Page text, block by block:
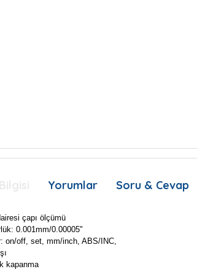
Yorumlar Soru & Cevap
çapı ölçümü
0.001mm/0.00005"
on/off, set, mm/inch, ABS/INC,
kapanma